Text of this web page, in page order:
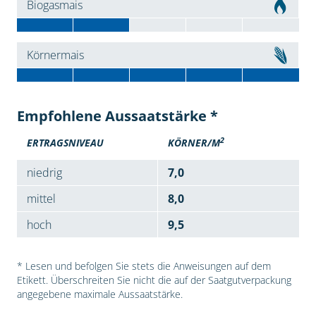
Biogasmais
Körnermais
Empfohlene Aussaatstärke *
ERTRAGSNIVEAU KÖRNER/M2
niedrig
7,0
mittel
8,0
hoch
9,5
* Lesen und befolgen Sie stets die Anweisungen auf dem
Etikett. Überschreiten Sie nicht die auf der Saatgutverpackung
angegebene maximale Aussaatstärke.